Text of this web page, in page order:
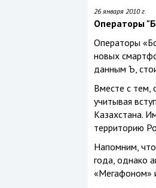
26 января 2010 г.
Операторы
Операторы
новых
данным Ъ,
Вместе с тем,
учитывая
Казахстана.
территорию
Напомним,
года, однако
«Мегафоном»